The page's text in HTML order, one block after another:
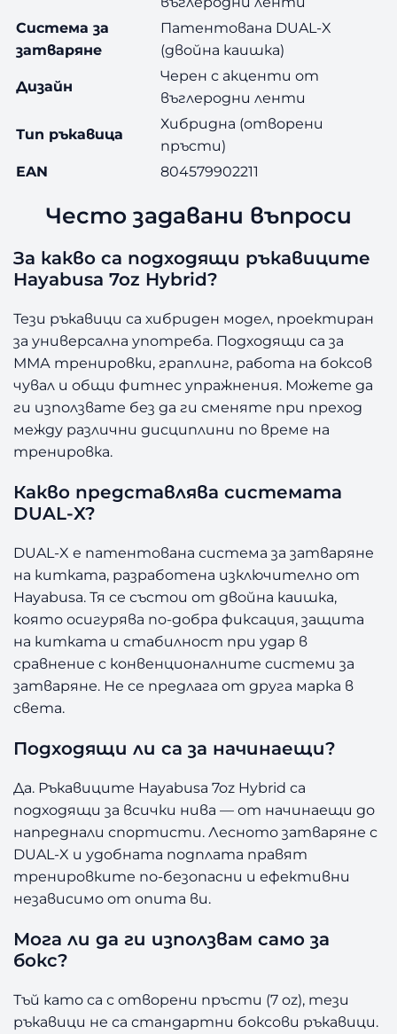
Система за
затваряне
Патентована DUAL-X
(двойна каишка)
Дизайн
Черен с акценти от
въглеродни ленти
Тип ръкавица
Хибридна (отворени
пръсти)
EAN
804579902211
Често задавани въпроси
За какво са подходящи ръкавиците
Hayabusa 7oz Hybrid?
Тези ръкавици са хибриден модел, проектиран
за универсална употреба. Подходящи са за
ММА тренировки, граплинг, работа на боксов
чувал и общи фитнес упражнения. Можете да
ги използвате без да ги сменяте при преход
между различни дисциплини по време на
тренировка.
Какво представлява системата
DUAL-X?
DUAL-X е патентована система за затваряне
на китката, разработена изключително от
Hayabusa. Тя се състои от двойна каишка,
която осигурява по-добра фиксация, защита
на китката и стабилност при удар в
сравнение с конвенционалните системи за
затваряне. Не се предлага от друга марка в
света.
Подходящи ли са за начинаещи?
Да. Ръкавиците Hayabusa 7oz Hybrid са
подходящи за всички нива — от начинаещи до
напреднали спортисти. Лесното затваряне с
DUAL-X и удобната подплата правят
тренировките по-безопасни и ефективни
независимо от опита ви.
Мога ли да ги използвам само за
бокс?
Тъй като са с отворени пръсти (7 oz), тези
ръкавици не са стандартни боксови ръкавици.